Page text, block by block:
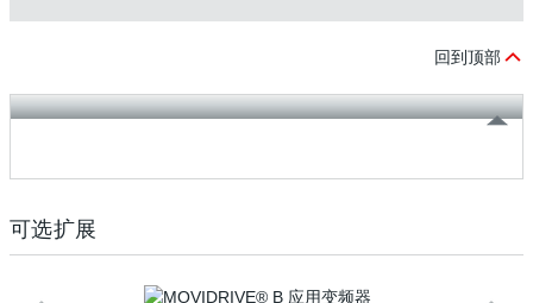
回到顶部
可选扩展